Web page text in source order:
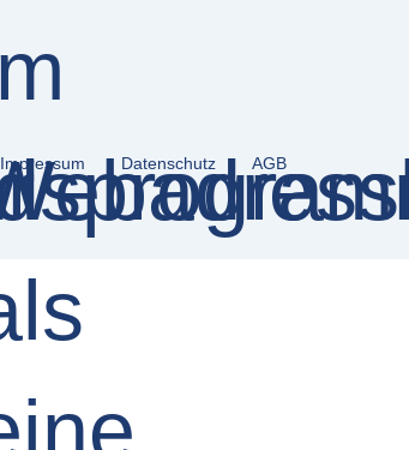
Impressum Datenschutz AGB